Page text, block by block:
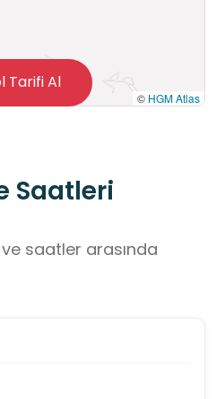
© HGM Atlas
Tarifi Al
Saatleri
saatler arasında